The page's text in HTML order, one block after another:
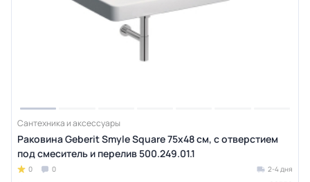
Сантехника и аксессуары
Раковина Geberit Smyle Square 75х48 см, с отверстием
под смеситель и перелив 500.249.01.1
0 0 2-4 дня